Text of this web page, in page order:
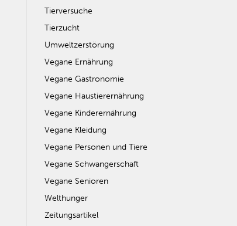
Tierversuche
Tierzucht
Umweltzerstörung
Vegane Ernährung
Vegane Gastronomie
Vegane Haustierernährung
Vegane Kinderernährung
Vegane Kleidung
Vegane Personen und Tiere
Vegane Schwangerschaft
Vegane Senioren
Welthunger
Zeitungsartikel